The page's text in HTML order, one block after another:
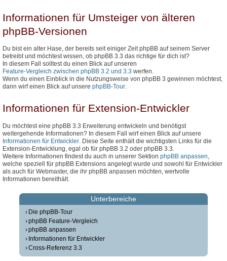
Informationen für Umsteiger von älteren
phpBB-Versionen
Du bist ein alter Hase, der bereits seit einiger Zeit phpBB auf seinem Server
betreibt und möchtest wissen, ob phpBB 3.3 das richtige für dich ist?
In diesem Fall solltest du einen Blick auf unseren
Feature-Vergleich zwischen phpBB 3.2 und 3.3 werfen.
Wenn du einen Einblick in die Nutzungsweise von phpBB 3 gewinnen möchtest,
dann wirf einen Blick auf unsere phpBB-Tour.
Informationen für Extension-Entwickler
Du möchtest eine phpBB 3.3 Erweiterung entwickeln und benötigst
weitergehende Informationen? In diesem Fall wirf einen Blick auf unsere
Informationen für Entwickler . Diese Seite enthält die wichtigsten Links für die
Extension-Entwicklung, egal ob für phpBB 3.2 oder phpBB 3.3.
Weitere Informationen findest du auch in unserer Sektion phpBB anpassen
welche speziell für phpBB Extensions angelegt wurde und sowohl für Entwickler
als auch für Webmaster, die ihr phpBB anpassen möchten, wertvolle
Informationen bereithält.
Unterbereiche
Die phpBB-Tour
phpBB Feature-Vergleich
phpBB anpassen
Informationen für Entwickler
Cross-Referenz 3.3